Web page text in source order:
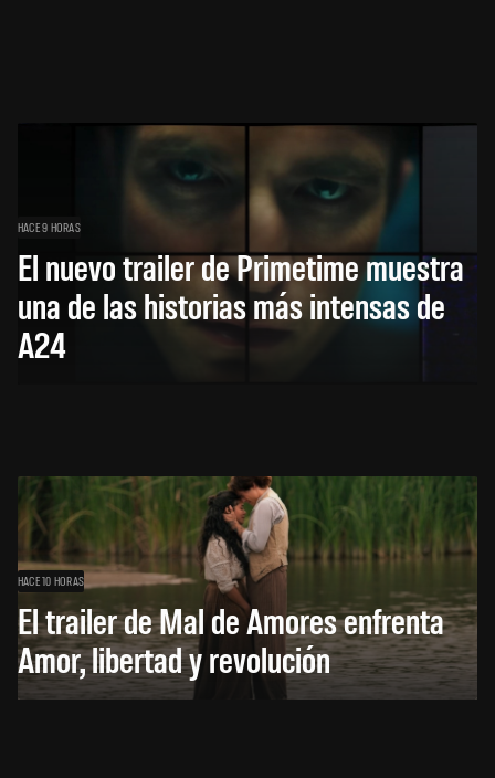
HACE 9 HORAS
El nuevo trailer de Primetime muestra
una de las historias más intensas de
A24
HACE 10 HORAS
El trailer de Mal de Amores enfrenta
Amor, libertad y revolución